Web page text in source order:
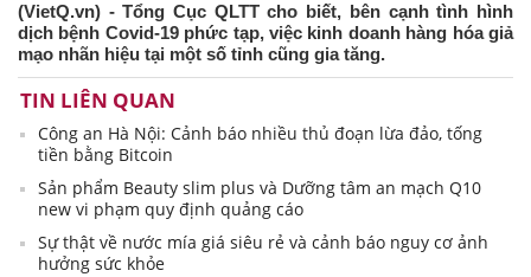
(VietQ.vn) - Tổng Cục QLTT cho biết, bên cạnh tình hình
dịch bệnh Covid-19 phức tạp, việc kinh doanh hàng hóa giả
mạo nhãn hiệu tại một số tỉnh cũng gia tăng.
TIN LIÊN QUAN
Công an Hà Nội: Cảnh báo nhiều thủ đoạn lừa đảo, tống
tiền bằng Bitcoin
Sản phẩm Beauty slim plus và Dưỡng tâm an mạch Q10
new vi phạm quy định quảng cáo
Sự thật về nước mía giá siêu rẻ và cảnh báo nguy cơ ảnh
hưởng sức khỏe